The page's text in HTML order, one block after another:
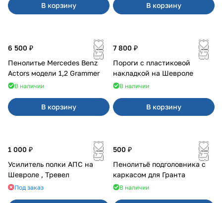
В корзину В корзину
6 500 ₽
Пенолитье Mercedes Benz
Actors модели 1,2 Grammer
В наличии
В корзину
7 800 ₽
Пороги с пластиковой
накладкой на Шевроле
В наличии
В корзину
1 000 ₽
Усилитель полки АПС на
Шевроле , Тревел
Под заказ
500 ₽
Пенолитьё подголовника с
каркасом для Гранта
В наличии